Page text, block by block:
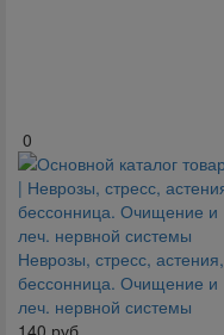
0
Неврозы, стресс, астения,
бессонница. Очищение и
леч. нервной системы